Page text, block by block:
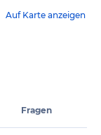
Auf Karte anzeigen
Fragen